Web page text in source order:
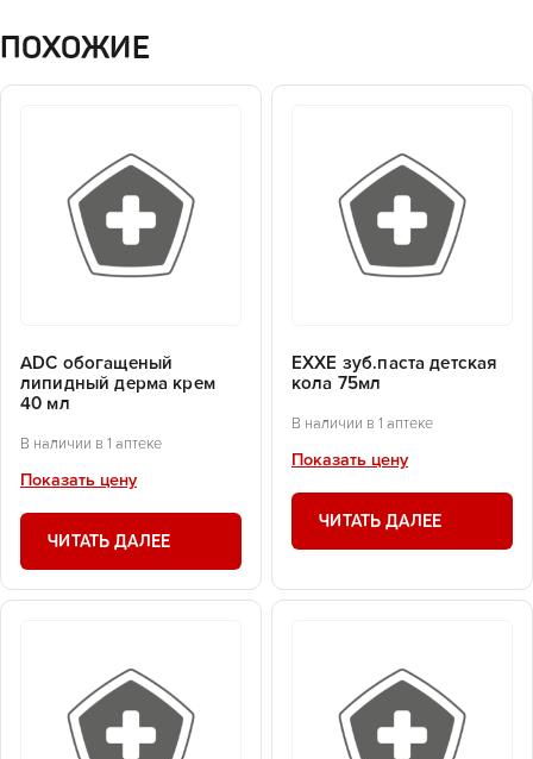
ПОХОЖИЕ
ADC обогащеный
липидный дерма крем
40 мл
В наличии в 1 аптеке
Показать цену
ЧИТАТЬ ДАЛЕЕ
EXXE зуб.паста детская
кола 75мл
В наличии в 1 аптеке
Показать цену
ЧИТАТЬ ДАЛЕЕ